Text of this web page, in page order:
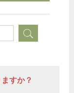
すか？